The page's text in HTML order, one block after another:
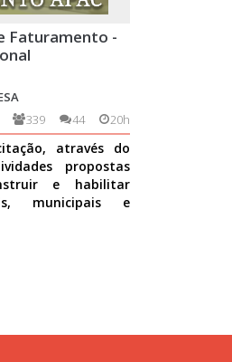
Faturamento -
20h
44
339
através do
propostas
e habilitar
municipais e